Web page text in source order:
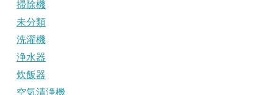
掃除機
未分類
洗濯機
浄水器
炊飯器
空気清浄機